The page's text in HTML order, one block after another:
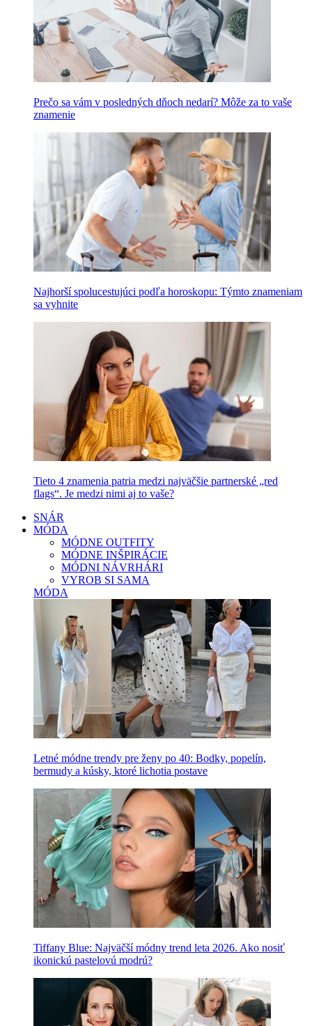
Prečo sa vám v posledných dňoch nedarí? Môže za to vaše
znamenie
Najhorší spolucestujúci podľa horoskopu: Týmto znameniam
sa vyhnite
Tieto 4 znamenia patria medzi najväčšie partnerské „red
flags“. Je medzi nimi aj to vaše?
SNÁR
MÓDA
MÓDNE OUTFITY
MÓDNE INŠPIRÁCIE
MÓDNI NÁVRHÁRI
VYROB SI SAMA
MÓDA
Letné módne trendy pre ženy po 40: Bodky, popelín,
bermudy a kúsky, ktoré lichotia postave
Tiffany Blue: Najväčší módny trend leta 2026. Ako nosiť
ikonickú pastelovú modrú?